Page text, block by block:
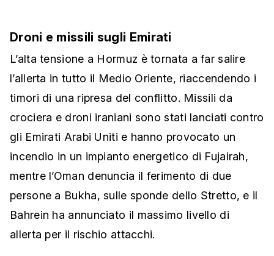
Droni e missili sugli Emirati
L’alta tensione a Hormuz è tornata a far salire
l’allerta in tutto il Medio Oriente, riaccendendo i
timori di una ripresa del conflitto. Missili da
crociera e droni iraniani sono stati lanciati contro
gli Emirati Arabi Uniti e hanno provocato un
incendio in un impianto energetico di Fujairah,
mentre l’Oman denuncia il ferimento di due
persone a Bukha, sulle sponde dello Stretto, e il
Bahrein ha annunciato il massimo livello di
allerta per il rischio attacchi.